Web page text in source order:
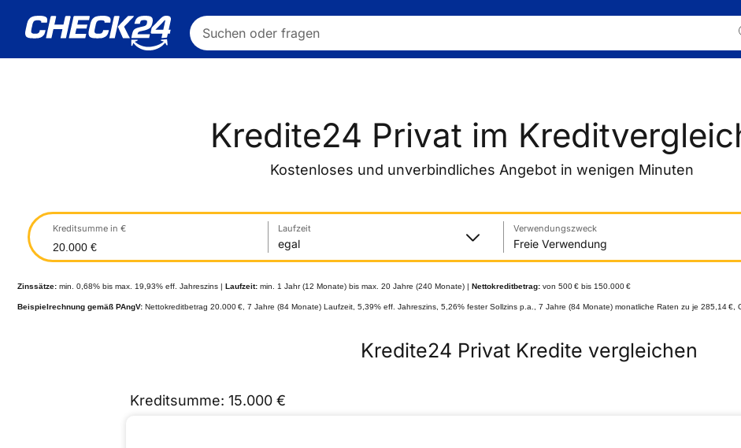
Suchen oder fragen
Kredite24 Privat im
Kostenloses und unverbindliches Angebot in wenigen Minuten
Kreditsumme in € Laufzeit
egal
Verwendungszweck
Freie Verwendung
Zinssätze: min. 0,68% bis max. 19,93% eff. Jahreszins | Laufzeit: min. 1 Jahr (12 Monate) bis max. 20 Jahre (240 Monate) | Nettokreditbetrag: von 500 € bis 150.000 €
Beispielrechnung gemäß PAngV: Nettokreditbetrag 20.000 €, 7 Jahre (84 Monate) Laufzeit, 5,39% eff. Jahreszins, 5,26% fester Sollzins p.a., 7 Jahre (84 Monate) monatliche Raten zu je 285,14
Kredite24 Privat Kredite vergleichen
Kreditsumme: 15.000 €